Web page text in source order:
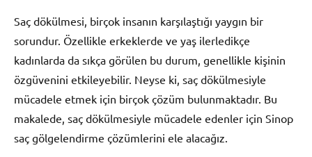
Saç dökülmesi, birçok insanın karşılaştığı yaygın bir
sorundur. Özellikle erkeklerde ve yaş ilerledikçe
kadınlarda da sıkça görülen bu durum, genellikle kişinin
özgüvenini etkileyebilir. Neyse ki, saç dökülmesiyle
mücadele etmek için birçok çözüm bulunmaktadır. Bu
makalede, saç dökülmesiyle mücadele edenler için Sinop
saç gölgelendirme çözümlerini ele alacağız.